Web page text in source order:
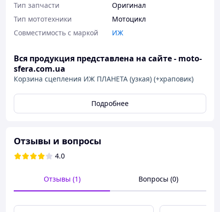
Тип запчасти
Оригинал
Тип мототехники
Мотоцикл
Совместимость с маркой
ИЖ
Вся продукция представлена на сайте - moto-
sfera.com.ua
Корзина сцепления ИЖ ПЛАНЕТА (узкая) (+храповик)
Подробнее
Отзывы и вопросы
4.0
Отзывы (1) Вопросы (0)